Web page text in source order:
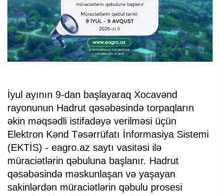
İyul ayının 9-dan başlayaraq Xocavənd
rayonunun Hadrut qəsəbəsində torpaqların
əkin məqsədli istifadəyə verilməsi üçün
Elektron Kənd Təsərrüfatı İnformasiya Sistemi
(EKTİS) - eagro.az saytı vasitəsi ilə
müraciətlərin qəbuluna başlanır. Hadrut
qəsəbəsində məskunlaşan və yaşayan
sakinlərdən müraciətlərin qəbulu prosesi